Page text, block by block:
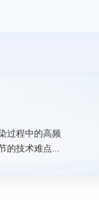
过程中的高频
的技术难点与